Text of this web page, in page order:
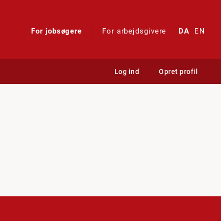
For jobsøgere For arbejdsgivere DA EN
Log ind Opret profil